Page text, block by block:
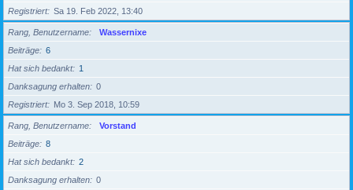
Registriert
Sa 19. Feb 2022, 13:40
Rang, Benutzername
Wassernixe
Beiträge
6
Hat sich bedankt
1
Danksagung erhalten
0
Registriert
Mo 3. Sep 2018, 10:59
Rang, Benutzername
Vorstand
Beiträge
8
Hat sich bedankt
2
Danksagung erhalten
0